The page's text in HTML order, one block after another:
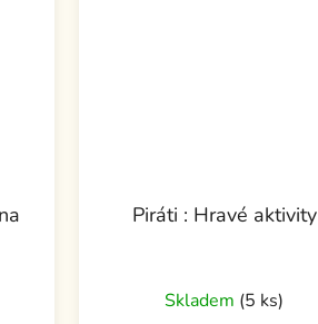
Piráti : Hravé aktivity
Skladem (5 ks)